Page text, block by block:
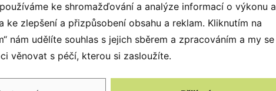
designu, barvám a
pozornosti. Skvěle se bude
ke shromažďování a analýze informací o výkonu a
ke zlepšení a přizpůsobení obsahu a reklam. Kliknutím na
nám udělíte souhlas s jejich sběrem a zpracováním a my se
věnovat s péčí, kterou si zasloužíte.